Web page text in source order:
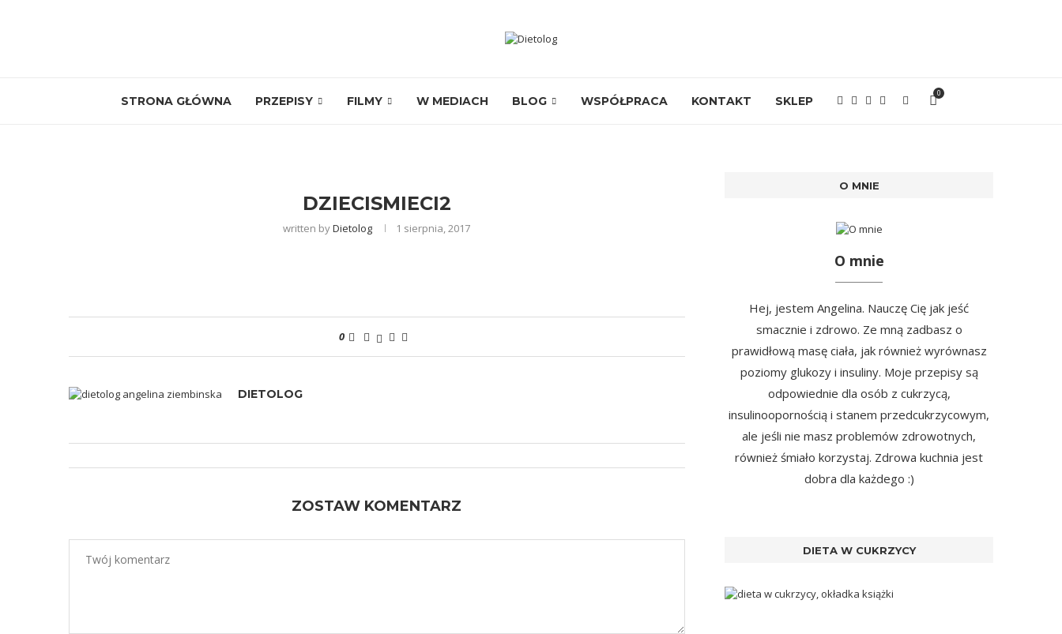
STRONA GŁÓWNA PRZEPISY FILMY W MEDIACH BLOG WSPÓŁPRACA KONTAKT SKLEP
0
DZIECISMIECI2
written byDietolog 1 sierpnia, 2017
0
DIETOLOG
ZOSTAW KOMENTARZ
O MNIE
O mnie
Hej, jestem Angelina. Nauczę Cię jak jeść
smacznie i zdrowo. Ze mną zadbasz o
prawidłową masę ciała, jak również wyrównasz
poziomy glukozy i insuliny. Moje przepisy są
odpowiednie dla osób z cukrzycą,
insulinoopornością i stanem przedcukrzycowym,
ale jeśli nie masz problemów zdrowotnych,
również śmiało korzystaj. Zdrowa kuchnia jest
dobra dla każdego :)
DIETA W CUKRZYCY